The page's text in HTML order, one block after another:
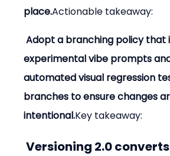
place.Actionable takeaway:
Adopt a branching policy that isolates
experimental vibe prompts
automated visual regression
branches to ensure changes
intentional.Key takeaway:
Versioning 2.0 converts